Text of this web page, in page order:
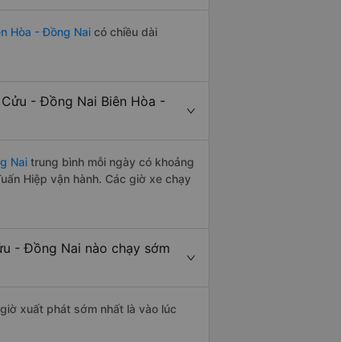
Hòa - Đồng Nai có chiều dài
- Đồng Nai Biên Hòa -
Nai trung bình mỗi ngày có khoảng
Hiệp vận hành. Các giờ xe chạy
- Đồng Nai nào chạy sớm
xuất phát sớm nhất là vào lúc